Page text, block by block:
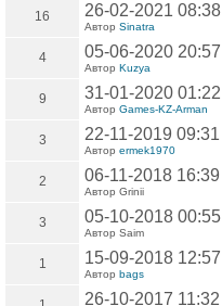
16 26-02-2021 08:38
Автор Sinatra
4 05-06-2020 20:57
Автор Kuzya
9 31-01-2020 01:22
Автор Games-KZ-Arman
3 22-11-2019 09:31
Автор ermek1970
2 06-11-2018 16:39
Автор Grinii
3 05-10-2018 00:55
Автор Saim
1 15-09-2018 12:57
Автор bags
26-10-2017 11:32